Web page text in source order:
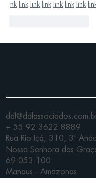
nk link link link link link link
+ 55 92 3622 8889
Rua Rio Içá, 310, 3º
Nossa Senhora das
69.053-100
Manaus - Amazonas